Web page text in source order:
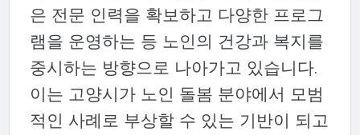
은 전문 인력을 확보하고 다양한 프로그
램을 운영하는 등 노인의 건강과 복지를
중시하는 방향으로 나아가고 있습니다.
이는 고양시가 노인 돌봄 분야에서 모범
적인 사례로 부상할 수 있는 기반이 되고